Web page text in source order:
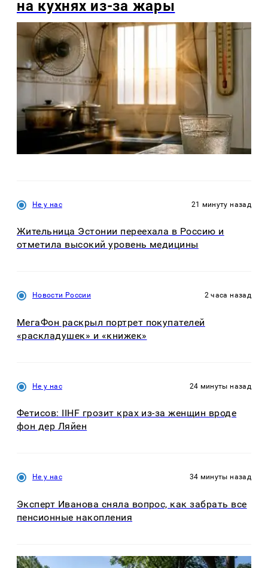
на кухнях из-за жары
Не у нас 21 минуту назад
Жительница Эстонии переехала в Россию и
отметила высокий уровень медицины
Новости России 2 часа назад
МегаФон раскрыл портрет покупателей
«раскладушек» и «книжек»
Не у нас 24 минуты назад
Фетисов: IIHF грозит крах из-за женщин вроде
фон дер Ляйен
Не у нас 34 минуты назад
Эксперт Иванова сняла вопрос, как забрать все
пенсионные накопления